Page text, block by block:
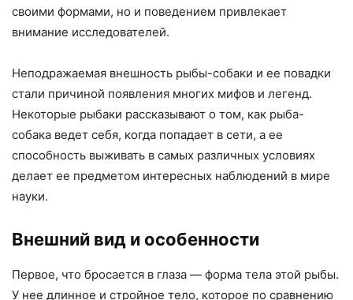
своими формами, но и поведением привлекает
внимание исследователей.
Неподражаемая внешность рыбы-собаки и ее повадки
стали причиной появления многих мифов и легенд.
Некоторые рыбаки рассказывают о том, как рыба-
собака ведет себя, когда попадает в сети, а ее
способность выживать в самых различных условиях
делает ее предметом интересных наблюдений в мире
науки.
Внешний вид и особенности
Первое, что бросается в глаза — форма тела этой рыбы.
У нее длинное и стройное тело, которое по сравнению